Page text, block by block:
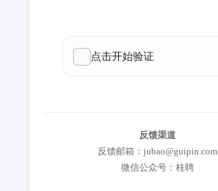
反馈渠道
反馈邮箱：jubao@guipin.com
微信公众号：桂聘